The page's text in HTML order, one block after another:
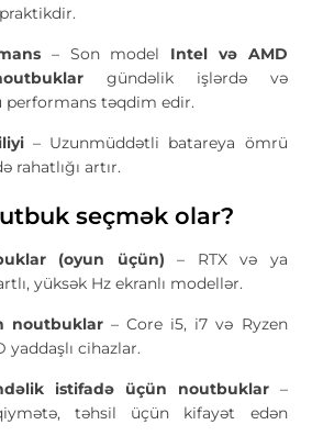
– Son model Intel və AMD
gündəlik işlərdə və
performans təqdim edir.
– Uzunmüddətli batareya ömrü
rahatlığı artır.
seçmək olar?
(oyun üçün) – RTX və ya
yüksək Hz ekranlı modellər.
noutbuklar– Core i5, i7 və Ryzen
yaddaşlı cihazlar.
istifadə üçün noutbuklar–
təhsil üçün kifayət edən